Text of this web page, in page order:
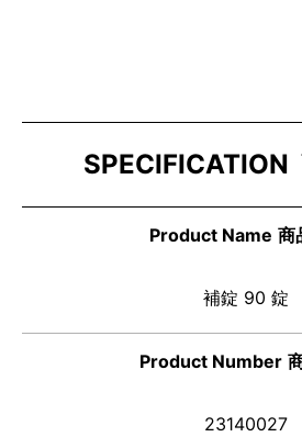
SPECIFICATION
Product Name 商
補錠 90 錠
Product Number
23140027